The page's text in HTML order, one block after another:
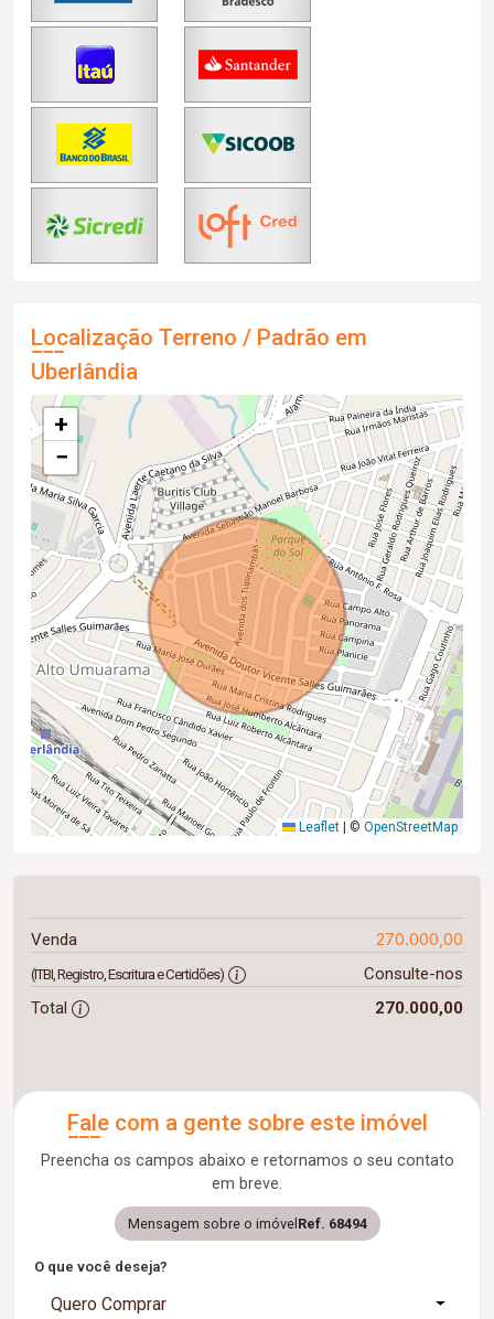
Localização Terreno / Padrão em
Uberlândia
+
−
Leaflet | © OpenStreetMap
Venda 270.000,00
(ITBI, Registro, Escritura e Certidões)
Consulte-nos
Total
270.000,00
Fale com a gente sobre este imóvel
Preencha os campos abaixo e retornamos o seu contato
em breve.
Mensagem sobre o imóvelRef. 68494
O que você deseja?
Quero Comprar